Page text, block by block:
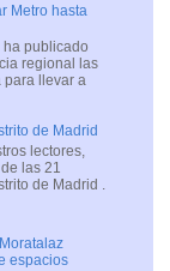
Metro hasta
ha publicado
regional las
para llevar a
de Madrid
lectores,
las 21
de Madrid .
espacios